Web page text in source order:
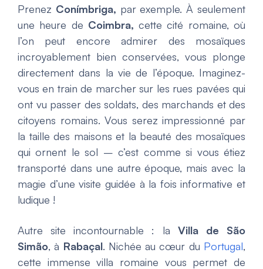
Prenez Conímbriga, par exemple. À seulement
une heure de Coimbra, cette cité romaine, où
l’on peut encore admirer des mosaïques
incroyablement bien conservées, vous plonge
directement dans la vie de l’époque. Imaginez-
vous en train de marcher sur les rues pavées qui
ont vu passer des soldats, des marchands et des
citoyens romains. Vous serez impressionné par
la taille des maisons et la beauté des mosaïques
qui ornent le sol – c’est comme si vous étiez
transporté dans une autre époque, mais avec la
magie d’une visite guidée à la fois informative et
ludique !
Autre site incontournable : la Villa de São
Simão, à Rabaçal. Nichée au cœur du Portugal,
cette immense villa romaine vous permet de